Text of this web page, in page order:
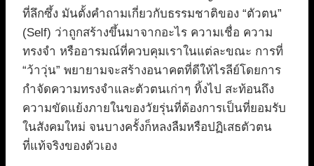
ที่ลึกซึ้ง มันตั้งคำถามเกี่ยวกับธรรมชาติของ “ตัวตน”
(Self) ว่าถูกสร้างขึ้นมาจากอะไร ความเชื่อ ความ
ทรงจำ หรืออารมณ์ที่ควบคุมเราในแต่ละขณะ การที่
“ว้าวุ่น” พยายามจะสร้างอนาคตที่ดีให้ไรลีย์โดยการ
กำจัดความทรงจำและตัวตนเก่าๆ ทิ้งไป สะท้อนถึง
ความขัดแย้งภายในของวัยรุ่นที่ต้องการเป็นที่ยอมรับ
ในสังคมใหม่ จนบางครั้งก็หลงลืมหรือปฏิเสธตัวตน
ที่แท้จริงของตัวเอง